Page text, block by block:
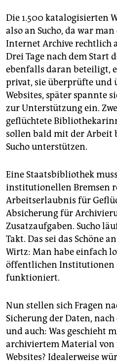
Die 1.500 katalogisierten
also an Sucho, da war
Internet Archive rechtlich
Drei Tage nach dem Start
ebenfalls daran beteiligt,
privat, sie überprüfte und
Websites, später spannte
zur Unterstützung ein.
geflüchtete
sollen bald mit der Arbeit
Sucho unterstützen.
Eine Staatsbibliothek
institutionellen Bremsen
Arbeitserlaubnis für
Absicherung für
Zusatzaufgaben. Sucho
Takt. Das sei das Schöne
Wirtz: Man habe einfach
öffentlichen Institutionen
funktioniert.
Nun stellen sich Fragen
Sicherung der Daten,
und auch: Was geschieht
archiviertem Material von
Websites? Idealerweise